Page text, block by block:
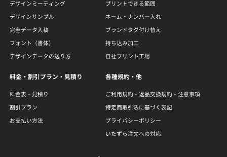
デザインミーティング
デザインサンプル
完全データ入稿
フォント（書体）
デザインデータの送り方
プリントできる範囲
ネーム・ナンバー入れ
ブランドタグ付け替え
持ち込み加工
自社プリント工場
料金・割引プラン・見積り
料金表・見積り
割引プラン
お支払い方法
各種規約・他
ご利用規約・返品交換規約・注意事項
特定商取引法に基づく表記
プライバシーポリシー
いたずら注文への対応